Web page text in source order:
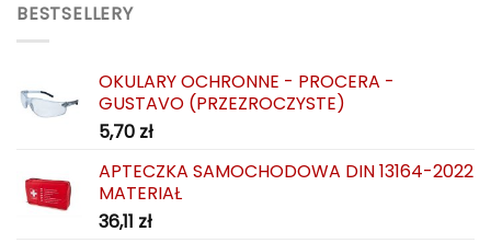
BESTSELLERY
OKULARY OCHRONNE - PROCERA -
GUSTAVO (PRZEZROCZYSTE)
5,70 zł
APTECZKA SAMOCHODOWA DIN 13164-2022
MATERIAŁ
36,11 zł